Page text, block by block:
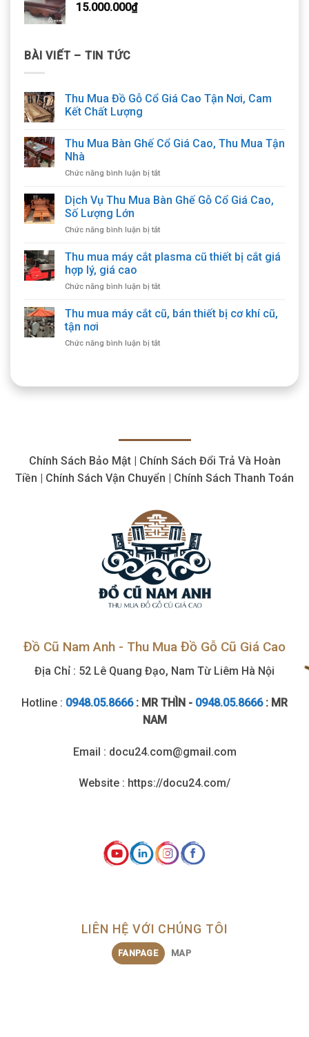
15.000.000₫
BÀI VIẾT – TIN TỨC
Thu Mua Đồ Gỗ Cổ Giá Cao Tận Nơi, Cam
Kết Chất Lượng
Thu Mua Bàn Ghế Cổ Giá Cao, Thu Mua Tận
Nhà
Chức năng bình luận bị tắtở
Mua
Cổ
Cao,
Tận
Dịch Vụ Thu Mua Bàn Ghế Gỗ Cổ Giá Cao,
Số Lượng Lớn
Chức năng bình luận bị tắtở
Vụ
Bàn
Gỗ
Cao,
Thu mua máy cắt plasma cũ thiết bị cắt giá
hợp lý, giá cao
Chức năng bình luận bị tắtở
mua
máy
plasma
giá
Thu mua máy cắt cũ, bán thiết bị cơ khí cũ,
tận nơi
Chức năng bình luận bị tắtở
cắt
khí
cũ,
tận
Chính Sách Bảo Mật | Chính Sách Đổi Trả Và Hoàn
Tiền | Chính Sách Vận Chuyển | Chính Sách Thanh Toán
Đồ Cũ Nam Anh - Thu Mua Đồ Gỗ Cũ Giá Cao
Địa Chỉ : 52 Lê Quang Đạo, Nam Từ Liêm Hà Nội
Hotline : 0948.05.8666 : MR THÌN - 0948.05.8666: MR
NAM
Email : docu24.com@gmail.com
Website : https://docu24.com/
LIÊN HỆ VỚI CHÚNG TÔI
FANPAGE MAP